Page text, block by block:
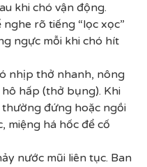
khi chó vận động.
rõ tiếng “lọc xọc”
ngực mỗi khi chó hít
nhịp thở nhanh, nông
hấp (thở bụng). Khi
đứng hoặc ngồi
miệng há hốc để cố
nước mũi liên tục. Ban